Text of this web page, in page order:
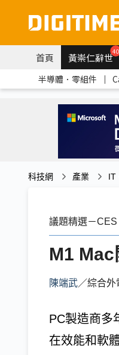
首頁 黃崇仁辭世40
半導體．零組件 ｜
科技網 產業 IT
議題精選－
M1
陳端武／綜合外
PC製造商多
在效能和軟